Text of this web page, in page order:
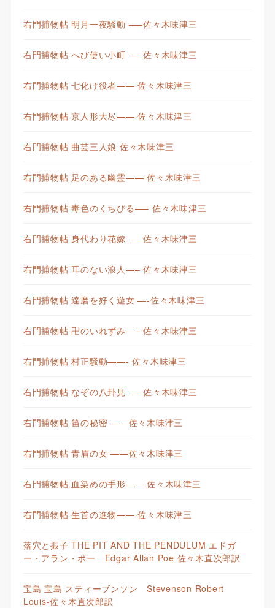
右門捕物帖 明月一夜騒動 —–佐々木味津三
右門捕物帖 へび使い小町 —–佐々木味津三
右門捕物帖 七化け役者—— 佐々木味津三
右門捕物帖 京人形大尽—— 佐々木味津三
右門捕物帖 曲芸三人娘 佐々木味津三
右門捕物帖 足のある幽霊—— 佐々木味津三
右門捕物帖 毒色のくちびる—– 佐々木味津三
右門捕物帖 身代わり花嫁 —–佐々木味津三
右門捕物帖 耳のない浪人—– 佐々木味津三
右門捕物帖 達磨を好く遊女 —-佐々木味津三
右門捕物帖 卍のいれずみ—– 佐々木味津三
右門捕物帖 村正騒動——- 佐々木味津三
右門捕物帖 なぞの八卦見 —–佐々木味津三
右門捕物帖 笛の秘密 ——佐々木味津三
右門捕物帖 青眉の女 ——佐々木味津三
右門捕物帖 血染めの手形—— 佐々木味津三
右門捕物帖 生首の進物—— 佐々木味津三
落穴と振子 THE PIT AND THE PENDULUM エドガ
ー・アラン・ポー Edgar Allan Poe 佐々木直次郎訳
宝島 宝島 スティーブンソン Stevenson Robert
Louis-佐々木直次郎訳